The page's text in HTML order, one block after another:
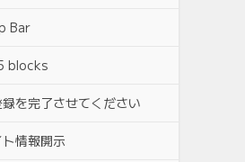
Bar
blocks
を完了させてください
情報開示